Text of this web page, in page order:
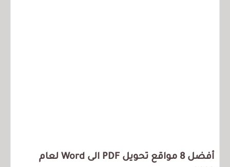
أفضل 8 مواقع تحويل PDF الى Word لعام